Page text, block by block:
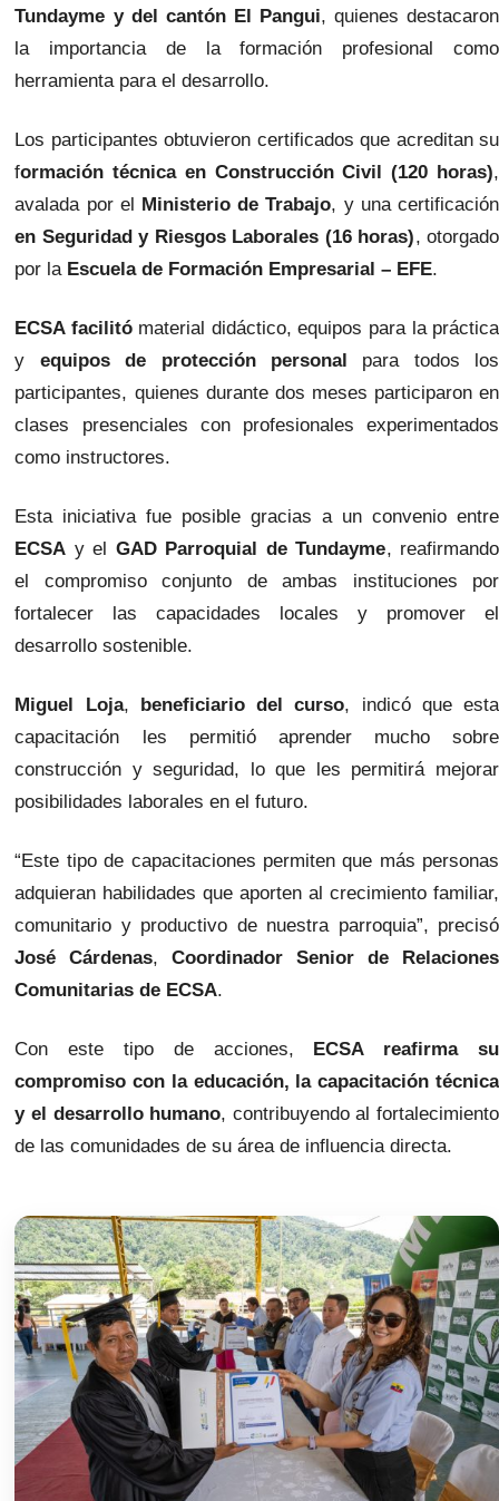
Tundayme y del cantón El Pangui, quienes destacaron
la importancia de la formación profesional como
herramienta para el desarrollo.
Los participantes obtuvieron certificados que acreditan su
formación técnica en Construcción Civil (120 horas),
avalada por el
Ministerio de Trabajo, y una certificación
en Seguridad y Riesgos Laborales (16 horas), otorgado
por la Escuela de Formación Empresarial – EFE.
ECSA facilitó material didáctico, equipos para la práctica
y equipos de protección personal
para todos los
participantes, quienes durante dos meses participaron en
clases presenciales con profesionales experimentados
como instructores.
Esta iniciativa fue posible gracias a un convenio entre
ECSA y el GAD Parroquial de Tundayme, reafirmando
el compromiso conjunto de ambas instituciones por
fortalecer las capacidades locales y promover el
desarrollo sostenible.
Miguel Loja, beneficiario del curso, indicó que esta
capacitación les permitió aprender mucho sobre
construcción y seguridad, lo que les permitirá mejorar
posibilidades laborales en el futuro.
“Este tipo de capacitaciones permiten que más personas
adquieran habilidades que aporten al crecimiento familiar,
comunitario y productivo de nuestra parroquia”, precisó
José Cárdenas,Coordinador Senior de Relaciones
Comunitarias de ECSA.
Con este tipo de acciones,
ECSA reafirma su
compromiso con la educación, la capacitación técnica
y el desarrollo humano, contribuyendo al fortalecimiento
de las comunidades de su área de influencia directa.